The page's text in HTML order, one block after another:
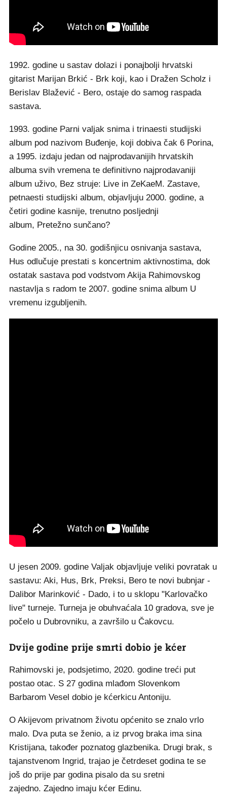
1992. godine u sastav dolazi i ponajbolji hrvatski
gitarist Marijan Brkić - Brk koji, kao i Dražen Scholz i
Berislav Blažević - Bero, ostaje do samog raspada
sastava.
1993. godine Parni valjak snima i trinaesti studijski
album pod nazivom Buđenje, koji dobiva čak 6 Porina,
a 1995. izdaju jedan od najprodavanijih hrvatskih
albuma svih vremena te definitivno najprodavaniji
album uživo, Bez struje: Live in ZeKaeM. Zastave,
petnaesti studijski album, objavljuju 2000. godine, a
četiri godine kasnije, trenutno posljednji
album, Pretežno sunčano?
Godine 2005., na 30. godišnjicu osnivanja sastava,
Hus odlučuje prestati s koncertnim aktivnostima, dok
ostatak sastava pod vodstvom Akija Rahimovskog
nastavlja s radom te 2007. godine snima album U
vremenu izgubljenih.
U jesen 2009. godine Valjak objavljuje veliki povratak u
sastavu: Aki, Hus, Brk, Preksi, Bero te novi bubnjar -
Dalibor Marinković - Dado, i to u sklopu "Karlovačko
live" turneje. Turneja je obuhvaćala 10 gradova, sve je
počelo u Dubrovniku, a završilo u Čakovcu.
Dvije godine prije smrti dobio je kćer
Rahimovski je, podsjetimo, 2020. godine treći put
postao otac. S 27 godina mlađom Slovenkom
Barbarom Vesel dobio je kćerkicu Antoniju.
O Akijevom privatnom životu općenito se znalo vrlo
malo. Dva puta se ženio, a iz prvog braka ima sina
Kristijana, također poznatog glazbenika. Drugi brak, s
tajanstvenom Ingrid, trajao je četrdeset godina te se
još do prije par godina pisalo da su sretni
zajedno. Zajedno imaju kćer Edinu.